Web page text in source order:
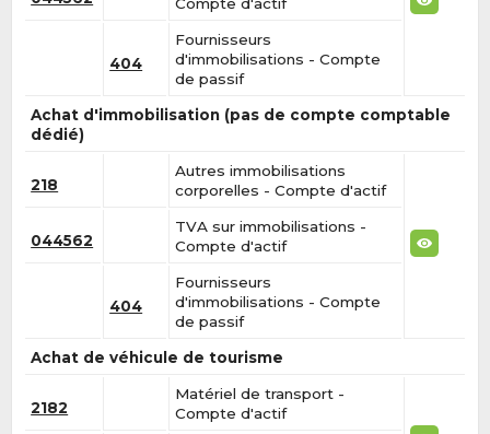
404
Fournisseurs
d'immobilisations - Compte
de passif
Achat d'immobilisation (pas de compte comptable
dédié)
218
Autres immobilisations
corporelles - Compte d'actif
044562
TVA sur immobilisations -
Compte d'actif
404
Fournisseurs
d'immobilisations - Compte
de passif
Achat de véhicule de tourisme
2182
Matériel de transport -
Compte d'actif